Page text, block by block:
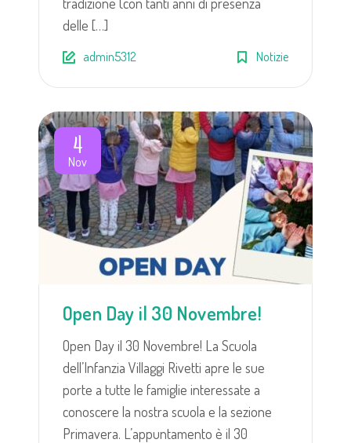
delle […]
admin5312 Notizie
4
Nov
Open Day il 30 Novembre!
Open Day il 30 Novembre! La Scuola
dell’Infanzia Villaggi Rivetti apre le sue
porte a tutte le famiglie interessate a
conoscere la nostra scuola e la sezione
Primavera. L’appuntamento è il 30